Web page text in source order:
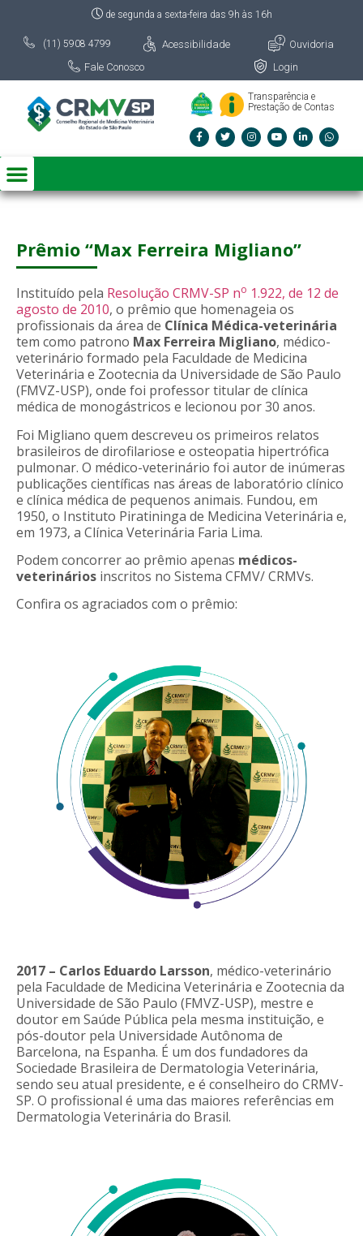
de segunda a sexta-feira das 9h às 16h
(11) 5908 4799 Acessibilidade
Ouvidoria
Fale Conosco
Login
Transparência e
Prestação de Contas
Prêmio “Max Ferreira Migliano”
Instituído pela Resolução CRMV-SP no 1.922, de 12 de
agosto de 2010, o prêmio que homenageia os
profissionais da área de Clínica Médica-veterinária
tem como patrono Max Ferreira Migliano, médico-
veterinário formado pela Faculdade de Medicina
Veterinária e Zootecnia da Universidade de São Paulo
(FMVZ-USP), onde foi professor titular de clínica
médica de monogástricos e lecionou por 30 anos.
Foi Migliano quem descreveu os primeiros relatos
brasileiros de dirofilariose e osteopatia hipertrófica
pulmonar. O médico-veterinário foi autor de inúmeras
publicações científicas nas áreas de laboratório clínico
e clínica médica de pequenos animais. Fundou, em
1950, o Instituto Piratininga de Medicina Veterinária e,
em 1973, a Clínica Veterinária Faria Lima.
Podem concorrer ao prêmio apenas médicos-
veterinários inscritos no Sistema CFMV/ CRMVs.
Confira os agraciados com o prêmio:
2017 – Carlos Eduardo Larsson, médico-veterinário
pela Faculdade de Medicina Veterinária e Zootecnia da
Universidade de São Paulo (FMVZ-USP), mestre e
doutor em Saúde Pública pela mesma instituição, e
pós-doutor pela Universidade Autônoma de
Barcelona, na Espanha. É um dos fundadores da
Sociedade Brasileira de Dermatologia Veterinária,
sendo seu atual presidente, e é conselheiro do CRMV-
SP. O profissional é uma das maiores referências em
Dermatologia Veterinária do Brasil.